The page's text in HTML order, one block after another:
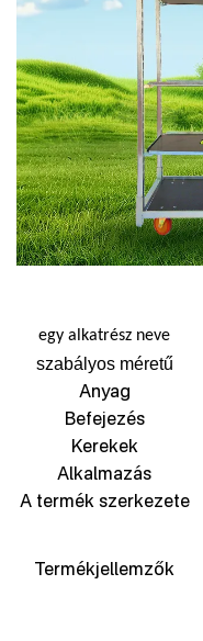
egy alkatrész neve
szabályos méretű
Anyag
Befejezés
Kerekek
Alkalmazás
A termék szerkezete
Termékjellemzők